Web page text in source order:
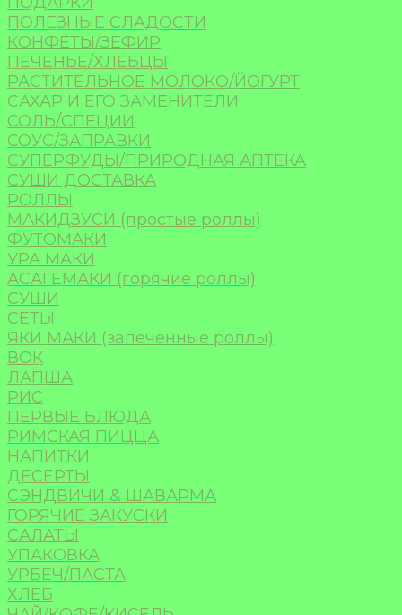
ПОЛЕЗНЫЕ СЛАДОСТИ
КОНФЕТЫ/ЗЕФИР
ПЕЧЕНЬЕ/ХЛЕБЦЫ
РАСТИТЕЛЬНОЕ МОЛОКО/ЙОГУРТ
САХАР И ЕГО ЗАМЕНИТЕЛИ
СОЛЬ/СПЕЦИИ
СОУС/ЗАПРАВКИ
СУПЕРФУДЫ/ПРИРОДНАЯ АПТЕКА
СУШИ ДОСТАВКА
РОЛЛЫ
МАКИДЗУСИ (простые роллы)
ФУТОМАКИ
УРА МАКИ
АСАГЕМАКИ (горячие роллы)
СУШИ
СЕТЫ
ЯКИ МАКИ (запеченные роллы)
ВОК
ЛАПША
РИС
ПЕРВЫЕ БЛЮДА
РИМСКАЯ ПИЦЦА
НАПИТКИ
ДЕСЕРТЫ
СЭНДВИЧИ & ШАВАРМА
ГОРЯЧИЕ ЗАКУСКИ
САЛАТЫ
УПАКОВКА
УРБЕЧ/ПАСТА
ХЛЕБ